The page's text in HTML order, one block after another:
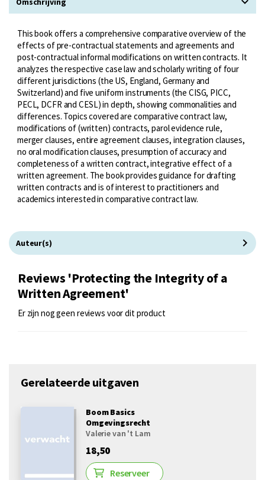
This book offers a comprehensive comparative overview of the
effects of pre-contractual statements and agreements and
post-contractual informal modifications on written contracts. It
analyzes the respective case law and scholarly writing of four
different jurisdictions (the US, England, Germany and
Switzerland) and five uniform instruments (the CISG, PICC,
PECL, DCFR and CESL) in depth, showing commonalities and
differences. Topics covered are comparative contract law,
modifications of (written) contracts, parol evidence rule,
merger clauses, entire agreement clauses, integration clauses,
no oral modification clauses, presumption of accuracy and
completeness of a written contract, integrative effect of a
written agreement. The book provides guidance for drafting
written contracts and is of interest to practitioners and
academics interested in comparative contract law.
Auteur(s)
Reviews 'Protecting the Integrity of a
Written Agreement'
Er zijn nog geen reviews voor dit product
Gerelateerde uitgaven
Boom Basics
Omgevingsrecht
Valerie van 't Lam
18,50
Reserveer